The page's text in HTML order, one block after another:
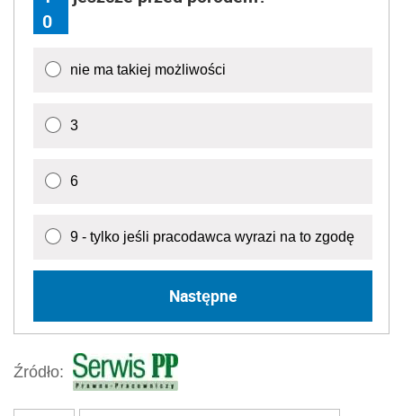
0
nie ma takiej możliwości
3
6
9 - tylko jeśli pracodawca wyrazi na to zgodę
Następne
Źródło: